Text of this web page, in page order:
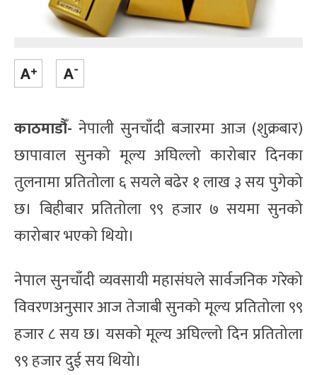
काठमाडौँ- नेपाली सुनचाँदी बजारमा आज (शुक्रबार)
छापावाल सुनको मूल्य अघिल्लो कारोबार दिनका
तुलनामा प्रतितोला ६ सयले बढेर १ लाख ३ सय पुगेको
छ। बिहीबार प्रतितोला ९९ हजार ७ सयमा सुनको
कारोबार भएको थियो।
नेपाल सुनचाँदी व्यवसायी महासंघले सार्वजनिक गरेको
विवरणअनुसार आज तेजाबी सुनको मूल्य प्रतितोला ९९
हजार ८ सय छ। यसको मूल्य अघिल्लो दिन प्रतितोला
९९ हजार दुई सय थियो।